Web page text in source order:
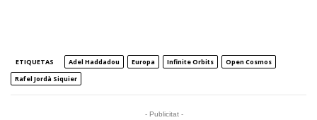
ETIQUETAS Adel Haddadou Europa Infinite Orbits
Open Cosmos
Rafel Jordà Siquier
- Publicitat -